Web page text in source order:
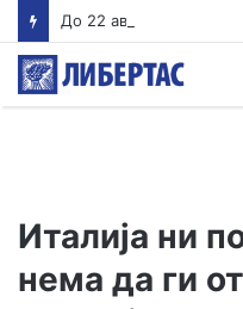
Италија ни
нема да ги